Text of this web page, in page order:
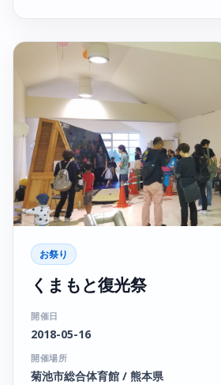
お祭り
くまもと復光祭
開催日
2018-05-16
開催場所
菊池市総合体育館 / 熊本県